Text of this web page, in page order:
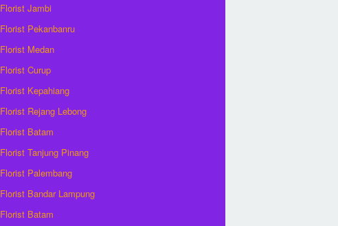
Florist Jambi
Florist Pekanbanru
Florist Medan
Florist Curup
Florist Kepahiang
Florist Rejang Lebong
Florist Batam
Florist Tanjung Pinang
Florist Palembang
Florist Bandar Lampung
Florist Batam